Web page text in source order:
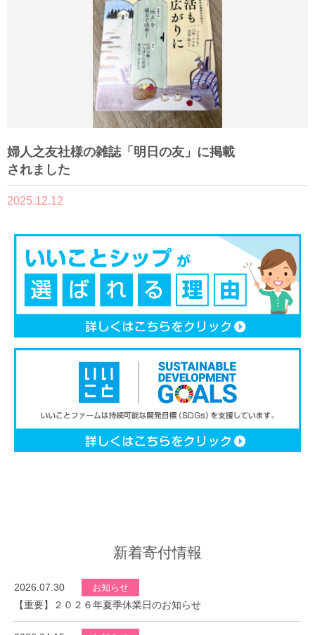
婦人之友社様の雑誌「明日の友」に掲載
されました
2025.12.12
新着寄付情報
2026.07.30 お知らせ
【重要】２０２６年夏季休業日のお知らせ